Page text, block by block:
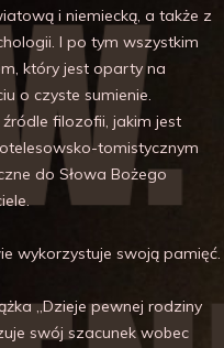
i niemiecką, a także z
I po tym wszystkim
który jest oparty na
o czyste sumienie.
filozofii, jakim jest
tomistycznym
do Słowa Bożego
wykorzystuje swoją pamięć.
„Dzieje pewnej rodziny
swój szacunek wobec